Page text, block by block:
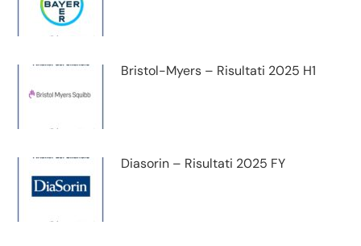
Bristol-Myers – Risultati 2025 H1
Diasorin – Risultati 2025 FY